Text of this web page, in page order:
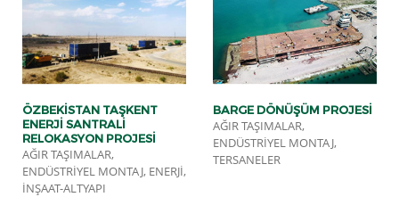
ÖZBEKISTAN TAŞKENT
ENERJI SANTRALI
RELOKASYON PROJESI
AĞIR TAŞIMALAR,
ENDÜSTRIYEL MONTAJ, ENERJI,
İNŞAAT-ALTYAPI
BARGE DÖNÜŞÜM PROJESI
AĞIR TAŞIMALAR,
ENDÜSTRIYEL MONTAJ,
TERSANELER